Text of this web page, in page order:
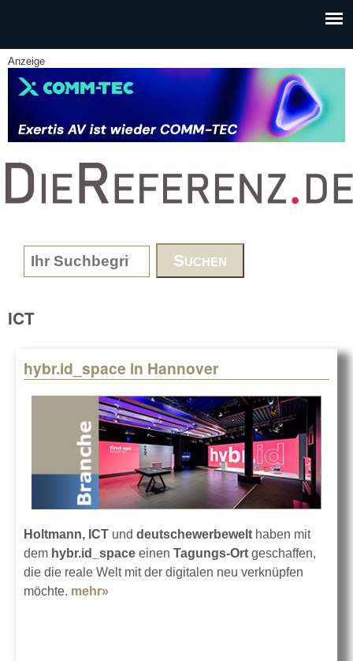
Anzeige
www.DieReferenz.de
Search form
ICT
hybr.id_space in Hannover
Holtmann, ICT und deutschewerbewelt haben mit
dem hybr.id_space einen Tagungs-Ort geschaffen,
die die reale Welt mit der digitalen neu verknüpfen
möchte. mehr»